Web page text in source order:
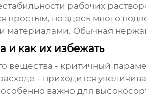
рабочих
простым, но здесь много
материалами. Обычная
и как их избежать
вещества - критичный
- приходится
важно для